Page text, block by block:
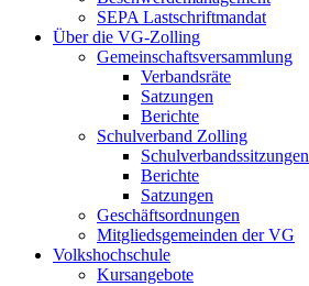
SEPA Lastschriftmandat
Über die VG-Zolling
Gemeinschaftsversammlung
Verbandsräte
Satzungen
Berichte
Schulverband Zolling
Schulverbandssitzungen
Berichte
Satzungen
Geschäftsordnungen
Mitgliedsgemeinden der VG
Volkshochschule
Kursangebote